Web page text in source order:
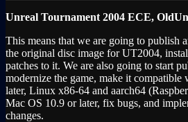
Unreal Tournament 2004 ECE,
This means that we are going to publish
the original disc image for UT2004,
patches to it. We are also going to start
modernize the game, make it
later, Linux x86-64 and aarch64
Mac OS 10.9 or later, fix bugs, and
changes.